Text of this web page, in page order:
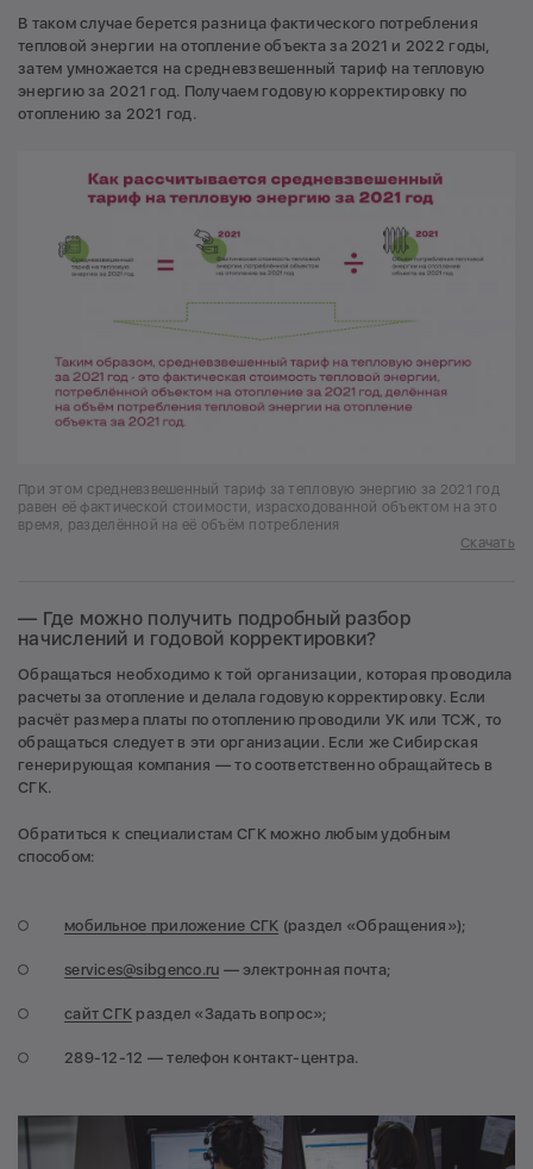
В таком случае берется разница фактического потребления
тепловой энергии на отопление объекта за 2021 и 2022 годы,
затем умножается на средневзвешенный тариф на тепловую
энергию за 2021 год. Получаем годовую корректировку по
отоплению за 2021 год.
При этом средневзвешенный тариф за тепловую энергию за 2021 год
равен её фактической стоимости, израсходованной объектом на это
время, разделённой на её объём потребления
Скачать
— Где можно получить подробный разбор
начислений и годовой корректировки?
Обращаться необходимо к той организации, которая проводила
расчеты за отопление и делала годовую корректировку. Если
расчёт размера платы по отоплению проводили УК или ТСЖ, то
обращаться следует в эти организации. Если же Сибирская
генерирующая компания — то соответственно обращайтесь в
СГК.
Обратиться к специалистам СГК можно любым удобным
способом:
мобильное приложение СГК (раздел «Обращения»);
services@sibgenco.ru — электронная почта;
сайт СГК раздел «Задать вопрос»;
289-12-12 — телефон контакт-центра.